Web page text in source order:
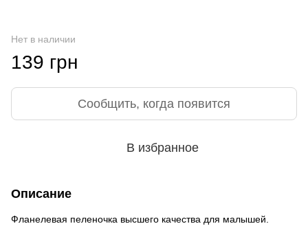
Нет в наличии
139 грн
Сообщить, когда появится
В избранное
Описание
Фланелевая пеленочка высшего качества для малышей.